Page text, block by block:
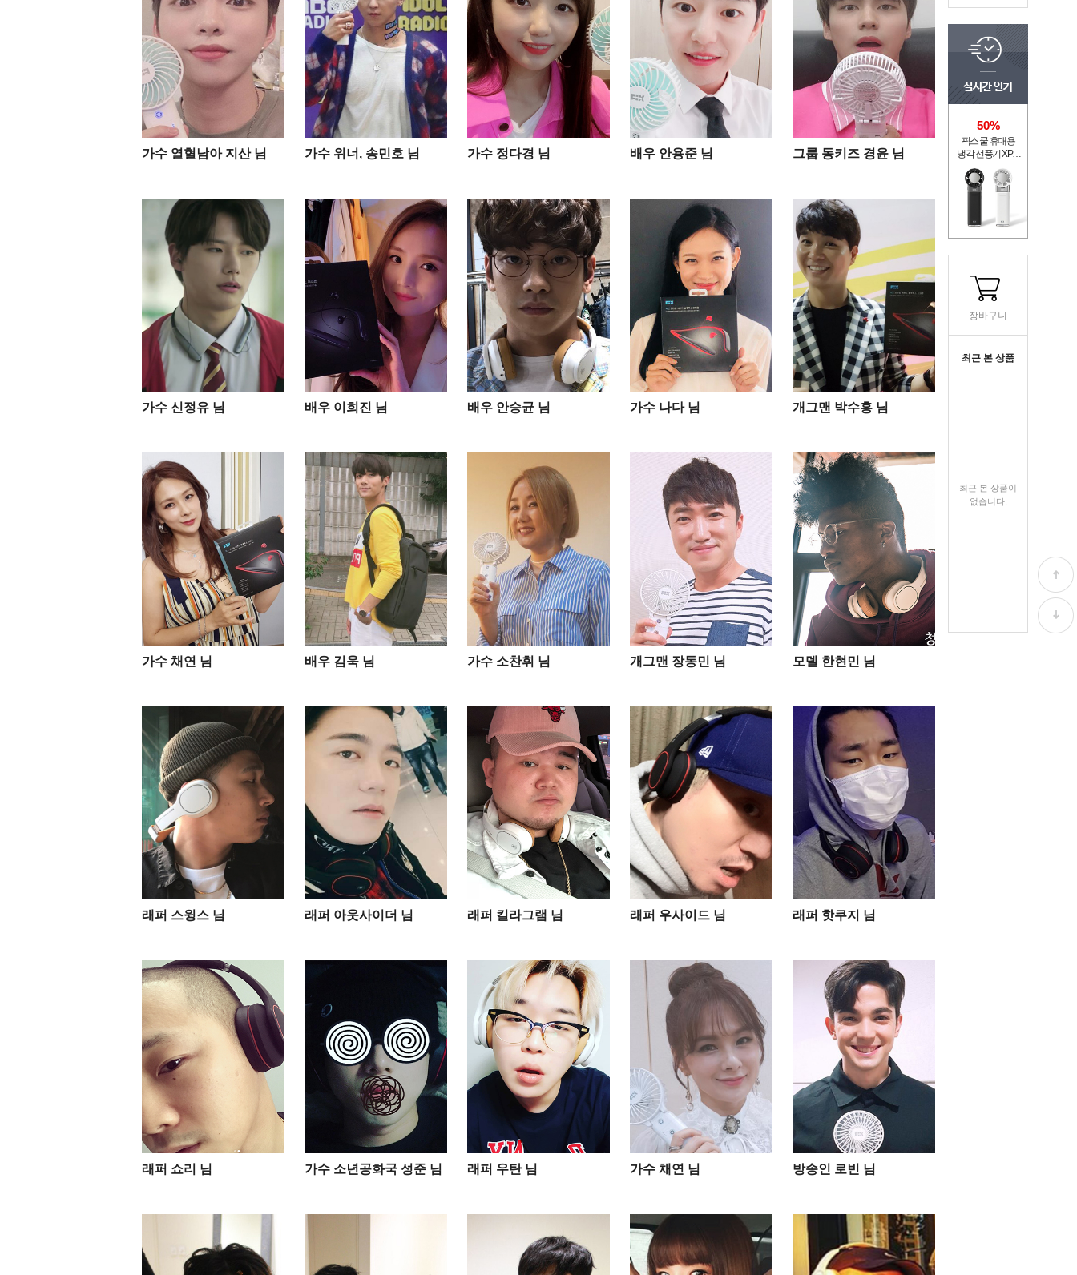
가수 열혈남아 지산 님 가수 위너, 송민호 님 가수 정다경 님 배우 안용준 님 그룹 동키즈 경윤 님
가수 신정유 님 배우 이희진 님 배우 안승균 님 가수 나다 님 개그맨 박수홍 님
가수 채연 님 배우 김욱 님​ 가수 소찬휘 님 개그맨 장동민 님 모델 한현민 님
래퍼 스윙스 님 래퍼 아웃사이더 님 래퍼 킬라그램 님 래퍼 우사이드 님 래퍼 핫쿠지 님
래퍼 쇼리 님 가수 소년공화국 성준 님 래퍼 우탄 님 가수 채연 님 방송인 로빈 님
50%
픽스 쿨 휴대용
냉각 선풍기 XPF-
장바구니
최근 본 상품
최근 본 상품이
없습니다.